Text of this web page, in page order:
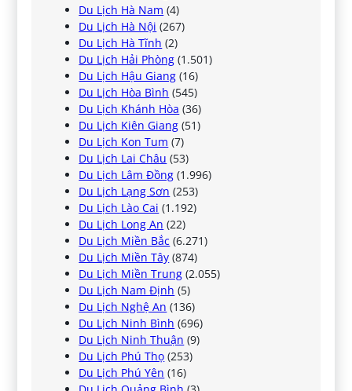
Du Lịch Hà Nam (4)
Du Lịch Hà Nội (267)
Du Lịch Hà Tĩnh (2)
Du Lịch Hải Phòng (1.501)
Du Lịch Hậu Giang (16)
Du Lịch Hòa Bình (545)
Du Lịch Khánh Hòa (36)
Du Lịch Kiên Giang (51)
Du Lịch Kon Tum (7)
Du Lịch Lai Châu (53)
Du Lịch Lâm Đồng (1.996)
Du Lịch Lạng Sơn (253)
Du Lịch Lào Cai (1.192)
Du Lịch Long An (22)
Du Lịch Miền Bắc (6.271)
Du Lịch Miền Tây (874)
Du Lịch Miền Trung (2.055)
Du Lịch Nam Định (5)
Du Lịch Nghệ An (136)
Du Lịch Ninh Bình (696)
Du Lịch Ninh Thuận (9)
Du Lịch Phú Thọ (253)
Du Lịch Phú Yên (16)